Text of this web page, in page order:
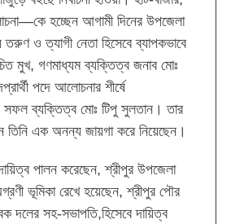
হচ্ছেন আগামী দিনের উপজেলা
ও ত্যাগী নেতা হিসেবে ব্যাপকভাবে
মুখ, গণমাধ্যম ব্যক্তিত্ব জনাব মোঃ
পদে আলোচনার শীর্ষে
সফল ব্যক্তিত্ব মোঃ টিপু সুলতান। তার
তিনি এক অনন্য জায়গা করে নিয়েছেন।
পালন করেছেন, শ্রীপুর উপজেলা
ভূমিকা রেখে হয়েছেন, শ্রীপুর পৌর
দলের সহ-সভাপতি,হিসেবে দায়িত্ব